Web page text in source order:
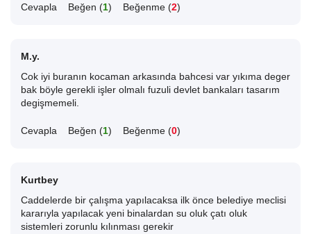
Cevapla Beğen (1) Beğenme (2)
M.y.
Cok iyi buranın kocaman arkasında bahcesi var yıkıma deger
bak böyle gerekli işler olmalı fuzuli devlet bankaları tasarım
degişmemeli.
Cevapla Beğen (1) Beğenme (0)
Kurtbey
Caddelerde bir çalışma yapılacaksa ilk önce belediye meclisi
kararıyla yapılacak yeni binalardan su oluk çatı oluk
sistemleri zorunlu kılınması gerekir